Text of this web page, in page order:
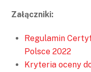
Załączniki:
Regulamin
Polsce 2022
Kryteria oceny